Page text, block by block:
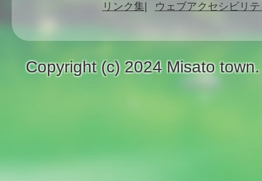
リンク集 ウェブアクセシビリ
Copyright (c) 2024 Misato